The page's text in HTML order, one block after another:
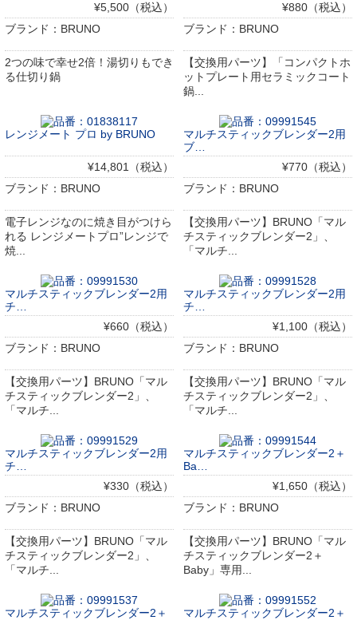
¥5,500（税込）
ブランド：BRUNO
2つの味で幸せ2倍！湯切りもでき
る仕切り鍋
¥880（税込）
ブランド：BRUNO
【交換用パーツ】「コンパクトホ
ットプレート用セラミックコート
鍋...
レンジメート プロ by BRUNO
¥14,801（税込）
ブランド：BRUNO
電子レンジなのに焼き目がつけら
れる レンジメートプロ”レンジで
焼...
マルチスティックブレンダー2用
ブ…
¥770（税込）
ブランド：BRUNO
【交換用パーツ】BRUNO「マル
チスティックブレンダー2」、
「マルチ...
マルチスティックブレンダー2用
チ…
¥660（税込）
ブランド：BRUNO
【交換用パーツ】BRUNO「マル
チスティックブレンダー2」、
「マルチ...
マルチスティックブレンダー2用
チ…
¥1,100（税込）
ブランド：BRUNO
【交換用パーツ】BRUNO「マル
チスティックブレンダー2」、
「マルチ...
マルチスティックブレンダー2用
チ…
¥330（税込）
ブランド：BRUNO
【交換用パーツ】BRUNO「マル
チスティックブレンダー2」、
「マルチ...
マルチスティックブレンダー2＋
Ba…
¥1,650（税込）
ブランド：BRUNO
【交換用パーツ】BRUNO「マル
チスティックブレンダー2＋
Baby」専用...
マルチスティックブレンダー2＋
マルチスティックブレンダー2＋